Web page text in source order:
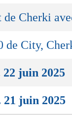
de Cherki
de City,
juin 2025
21 juin 2025